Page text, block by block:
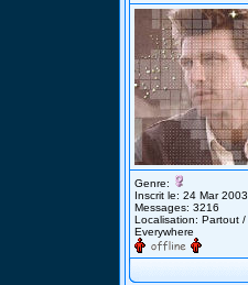
Genre:
Inscrit le: 24 Mar 2003
Messages: 3216
Localisation: Partout /
Everywhere